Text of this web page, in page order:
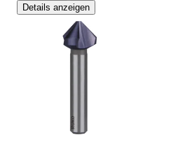
Details anzeigen